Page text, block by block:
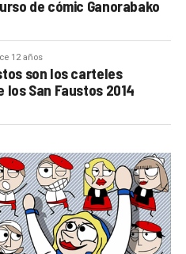
de cómic Ganorabako
12 años
son los carteles
los San Faustos 2014